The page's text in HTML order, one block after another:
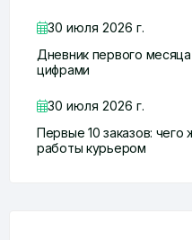
30 июля 2026 г.
Дневник первого
цифрами
30 июля 2026 г.
Первые 10 заказов:
работы курьером